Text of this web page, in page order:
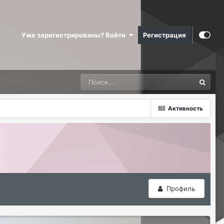
Уже зарегистрированы? Войти Регистрация
Активность
Профиль